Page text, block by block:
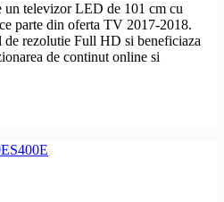
un televizor LED de 101 cm cu
parte din oferta TV 2017-2018.
de rezolutie Full HD si beneficiaza
de continut online si